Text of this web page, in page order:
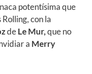
potentísima que
con la
deLe Mur,que no
a Merry